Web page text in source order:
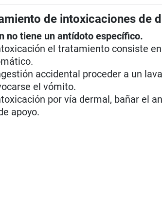
de intoxicaciones de
no tiene un antídoto específico.
el tratamiento consiste
accidental proceder a un
el vómito.
por vía dermal, bañar el
apoyo.